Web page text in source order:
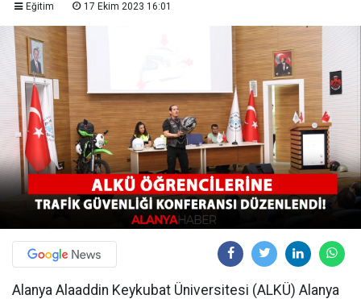
Eğitim 17 Ekim 2023 16:01
Alanya Alaaddin Keykubat Üniversitesi (ALKÜ) Alanya